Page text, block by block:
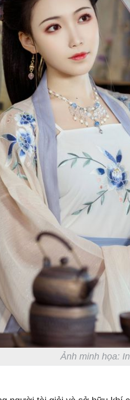
Ảnh minh họa: